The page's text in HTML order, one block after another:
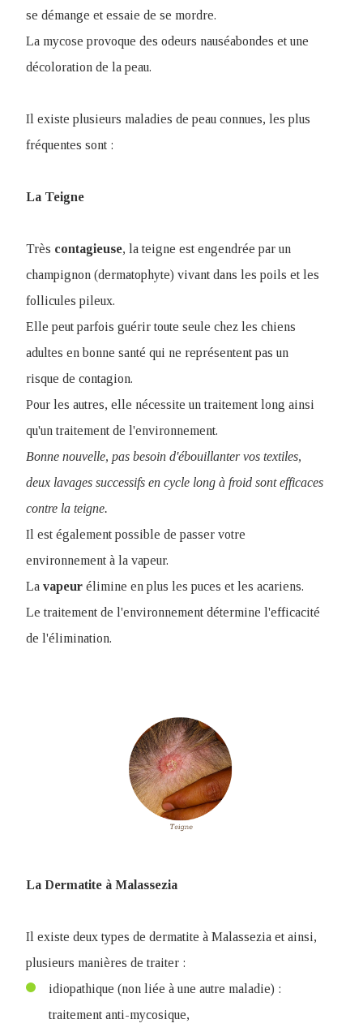
se démange et essaie de se mordre.
La mycose provoque des odeurs nauséabondes et une
décoloration de la peau.
Il existe plusieurs maladies de peau connues, les plus
fréquentes sont :
La Teigne
Très contagieuse, la teigne est engendrée par un
champignon (dermatophyte) vivant dans les poils et les
follicules pileux.
Elle peut parfois guérir toute seule chez les chiens
adultes en bonne santé qui ne représentent pas un
risque de contagion.
Pour les autres, elle nécessite un traitement long ainsi
qu'un traitement de l'environnement.
Bonne nouvelle, pas besoin d'ébouillanter vos textiles,
deux lavages successifs en cycle long à froid sont efficaces
contre la teigne.
Il est également possible de passer votre
environnement à la vapeur.
La vapeur élimine en plus les puces et les acariens.
Le traitement de l'environnement détermine l'efficacité
de l'élimination.
La Dermatite à Malassezia
Il existe deux types de dermatite à Malassezia et ainsi,
plusieurs manières de traiter :
idiopathique (non liée à une autre maladie) :
traitement anti-mycosique,